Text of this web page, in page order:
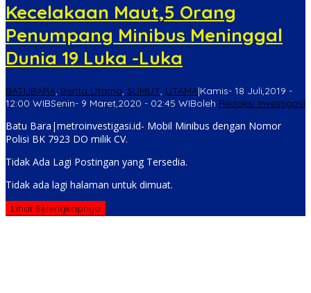
Kecelakaan Maut,5 Orang
Penumpang Minibus Meninggal
Dunia 19 Luka -Luka
BATUBARA, Berita Utama, SUMUT, UTAMA|Kamis- 18 Juli,2019 -
12:00 WIBSenin- 9 Maret,2020 - 02:45 WIBoleh Redaksi Investigasi
Batu Bara|metroinvestigasi.id- Mobil Minibus dengan Nomor
Polisi BK 7923 DO milik CV.
Tidak Ada Lagi Postingan yang Tersedia.
Tidak ada lagi halaman untuk dimuat.
Lihat Selengkapnya